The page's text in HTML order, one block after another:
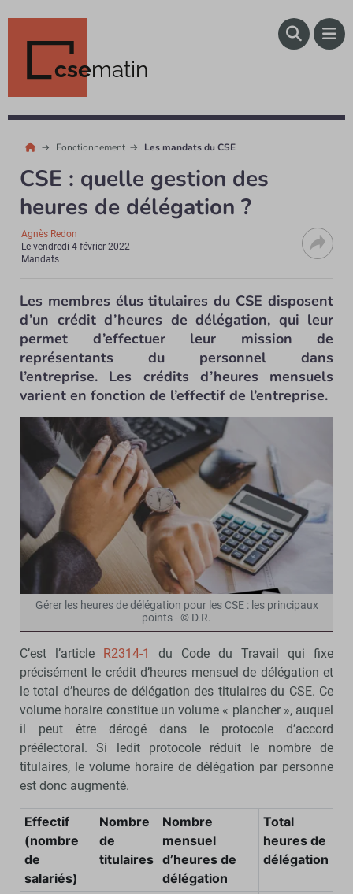
csematin
Fonctionnement Les mandats du CSE
CSE : quelle gestion des
heures de délégation ?
Agnès Redon
Levendredi 4 février 2022
Mandats
Les membres élus titulaires du CSE disposent
d’un crédit d’heures de délégation, qui leur
permet d’effectuer leur mission de
représentants du personnel dans
l’entreprise. Les crédits d’heures mensuels
varient en fonction de l’effectif de l’entreprise.
Gérer les heures de délégation pour les CSE : les principaux
points - © D.R.
C’est l’article R2314-1
du Code du Travail qui fixe
précisément le crédit d’heures mensuel de délégation et
le total d’heures de délégation des titulaires du CSE. Ce
volume horaire constitue un volume « plancher », auquel
il peut être dérogé dans le protocole d’accord
préélectoral. Si ledit protocole réduit le nombre de
titulaires, le volume horaire de délégation par personne
est donc augmenté.
Effectif
(nombre
de
salariés)
Nombre
de
titulaires
Nombre
mensuel
d’heures de
délégation
Total
heures de
délégation